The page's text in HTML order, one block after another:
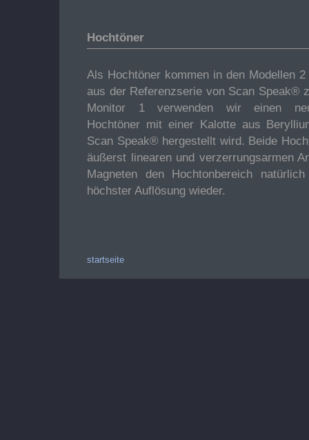
Hochtöner
Als Hochtöner kommen in den Modellen
aus der Referenzserie von Scan Speak®
Monitor 1 verwenden wir einen
Hochtöner mit einer Kalotte aus
Scan Speak® hergestellt wird. Beide
äußerst linearen und verzerrungsarmen
Magneten den Hochtonbereich
höchster Auflösung wieder.
startseite